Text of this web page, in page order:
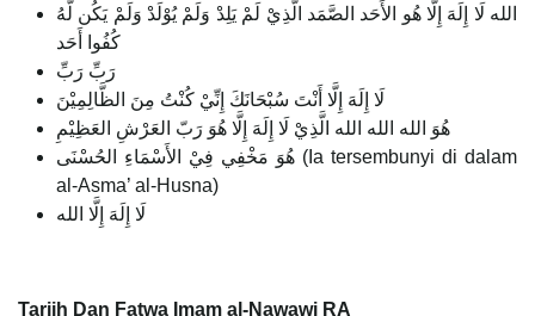
الله لَا إِلَهَ إِلَّا هُو الأَحَد الصَّمَد الَّذِيْ لَمْ يَلِدْ وَلَمْ يُوْلَدْ وَلَمْ يَكُن لَّهُ
كُفُوا أَحَد
رَبِّ رَبِّ
لَا إِلَهَ إِلَّا أَنْتَ سُبْحَانَكَ إِنِّيْ كُنْتُ مِنَ الظَّالِمِيْنَ
هُوَ الله الله الله الَّذِيْ لَا إِلَهَ إِلَّا هُوَ رَبّ العَرْشِ العَظِيْمِ
هُوَ مَخْفِي فِيْ الأَسْمَاءِ الحُسْنَى (Ia tersembunyi di dalam
al-Asma’ al-Husna)
لَا إِلَهَ إِلَّا الله
Tarjih Dan Fatwa Imam al-Nawawi RA